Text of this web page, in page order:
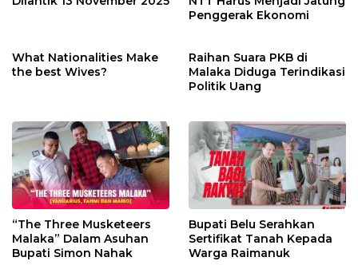
Penggerak Ekonomi
What Nationalities Make
the best Wives?
Raihan Suara PKB di
Malaka Diduga Terindikasi
Politik Uang
“The Three Musketeers
Malaka” Dalam Asuhan
Bupati Simon Nahak
Bupati Belu Serahkan
Sertifikat Tanah Kepada
Warga Raimanuk